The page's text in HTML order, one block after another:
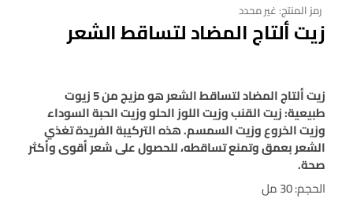
رمز المنتج: غير محدد
زيت ألتاج المضاد لتساقط الشعر
زيت ألتاج المضاد لتساقط الشعر هو مزيج من 5 زيوت
طبيعية: زيت القنب وزيت اللوز الحلو وزيت الحبة السوداء
وزيت الخروع وزيت السمسم. هذه التركيبة الفريدة تغذي
الشعر بعمق وتمنع تساقطه، للحصول على شعر أقوى وأكثر
صحة.
الحجم: 30 مل